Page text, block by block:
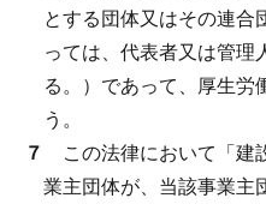
とする団体又はその連合
っては、代表者又は管理
る。）であって、厚生労
う。
７ この法律において「建
業主団体が、当該事業主